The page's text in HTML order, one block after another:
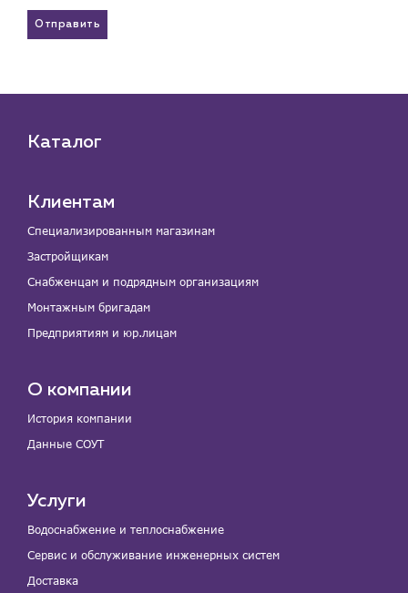
Отправить
Каталог
Клиентам
Специализированным магазинам
Застройщикам
Снабженцам и подрядным организациям
Монтажным бригадам
Предприятиям и юр.лицам
О компании
История компании
Данные СОУТ
Услуги
Водоснабжение и теплоснабжение
Сервис и обслуживание инженерных систем
Доставка